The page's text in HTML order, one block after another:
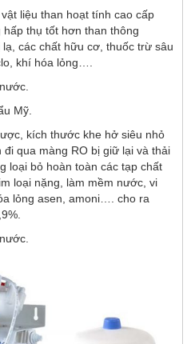
liệu than hoạt tính cao cấp
thụ tốt hơn than thông
các chất hữu cơ, thuốc trừ sâu
khí hóa lỏng….
Mỹ.
kích thước khe hở siêu nhỏ
qua màng RO bị giữ lại và thải
loại bỏ hoàn toàn các tạp chất
loại nặng, làm mềm nước, vi
lỏng asen, amoni…. cho ra